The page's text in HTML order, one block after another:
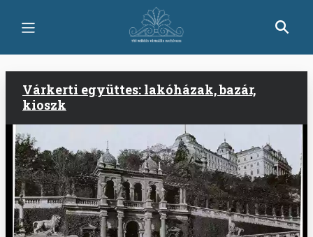
main
Várkerti együttes: lakóházak, bazár,
kioszk